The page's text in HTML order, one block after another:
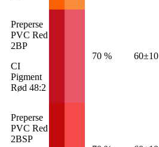
Preperse
PVC Red
2BP
CI
Pigment
Rød 48:2
70 % 60±10
Preperse
PVC Red
2BSP